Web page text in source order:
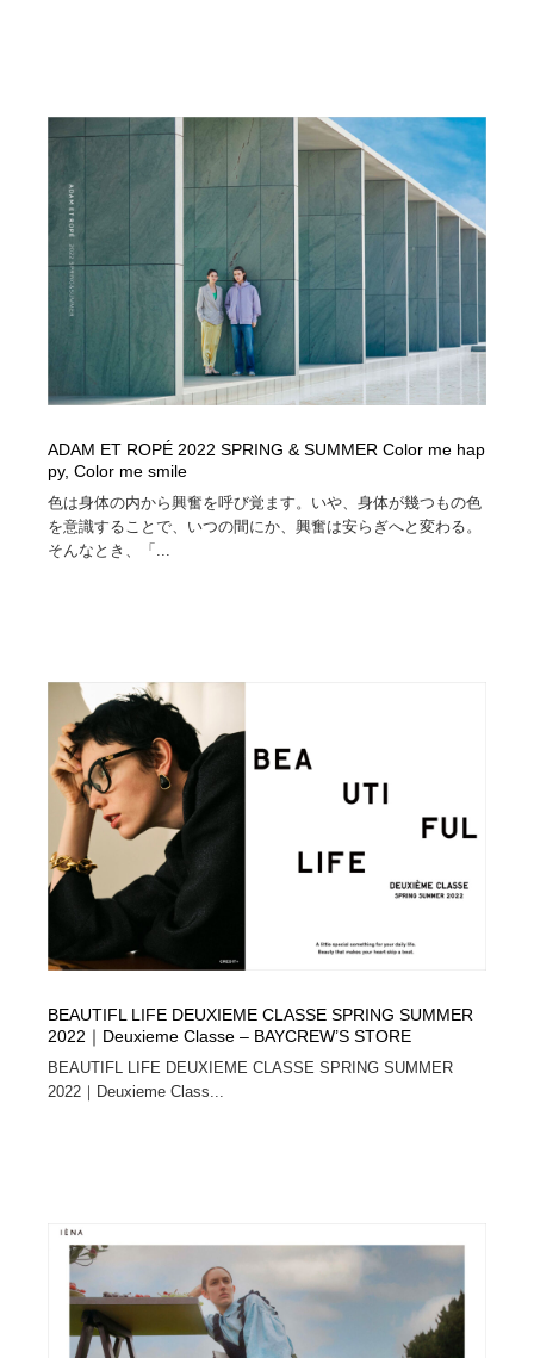
ADAM ET ROPÉ 2022 SPRING & SUMMER Color me hap
py, Color me smile
色は身体の内から興奮を呼び覚ます。いや、身体が幾つもの色
を意識することで、いつの間にか、興奮は安らぎへと変わる。
そんなとき、「...
BEAUTIFL LIFE DEUXIEME CLASSE SPRING SUMMER
2022｜Deuxieme Classe – BAYCREW’S STORE
BEAUTIFL LIFE DEUXIEME CLASSE SPRING SUMMER
2022｜Deuxieme Class...